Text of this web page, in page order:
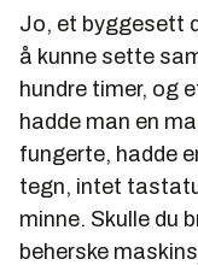
Jo, et byggesett
å kunne sette
hundre timer, og
hadde man en
fungerte, hadde
tegn, intet
minne. Skulle du
beherske